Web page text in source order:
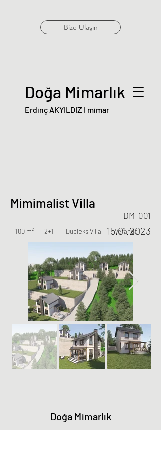
Doğa Mimarlık
Erdinç AKYILDIZ I mimar
Bize Ulaşın
Mimimalist Villa
DM-001
100 m² 2+1 Dubleks Villa Veranda
15.01.2023
Doğa Mimarlık